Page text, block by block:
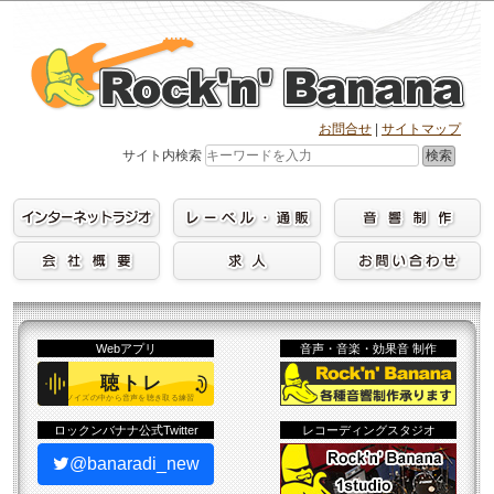
content
お問合せ
サイトマップ
サイト内検索
検索
Webアプリ 音声・音楽・効果音 制作
ロックンバナナ公式Twitter
@banaradi_new
レコーディングスタジオ